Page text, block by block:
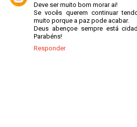
Deve ser muito bom morar ai!
Se vocês querem continuar
muito porque a paz pode acabar.
Deus abençoe sempre está
Parabéns!
Responder